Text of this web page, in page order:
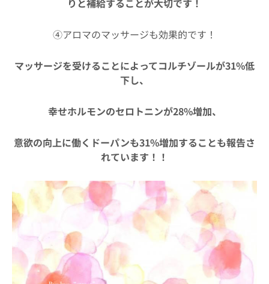
りと補給することが大切です！
④アロマのマッサージも効果的です！
マッサージを受けることによってコルチゾールが31%低
下し、
幸せホルモンのセロトニンが28%増加、
意欲の向上に働くドーパンも31%増加することも報告さ
れています！！